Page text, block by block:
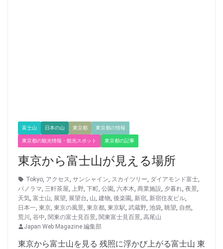
富士山 日本の山 東京都 東京都の情報
東京都の観光情報・観光スポット 東京都の記事
東京から富士山が見える場所
Tokyo, アクセス, サンシャイン, スカイツリー, ダイアモンド富士,
パノラマ, 三軒茶屋, 上野, 下町, 公園, 六本木, 商業施設, 夕暮れ, 夜景,
天気, 富士山, 展望, 展望台, 山, 建物, 後楽園, 新宿, 新宿住友ビル,
日本一, 東京, 東京の風景, 東京都, 東京駅, 武蔵野, 池袋, 眺望, 自然,
荒川 , 谷中, 関東の富士見百景, 関東富士見百景, 高尾山
Japan Web Magazine 編集部
東京から富士山を見る 残照に浮かび上がる富士山 東